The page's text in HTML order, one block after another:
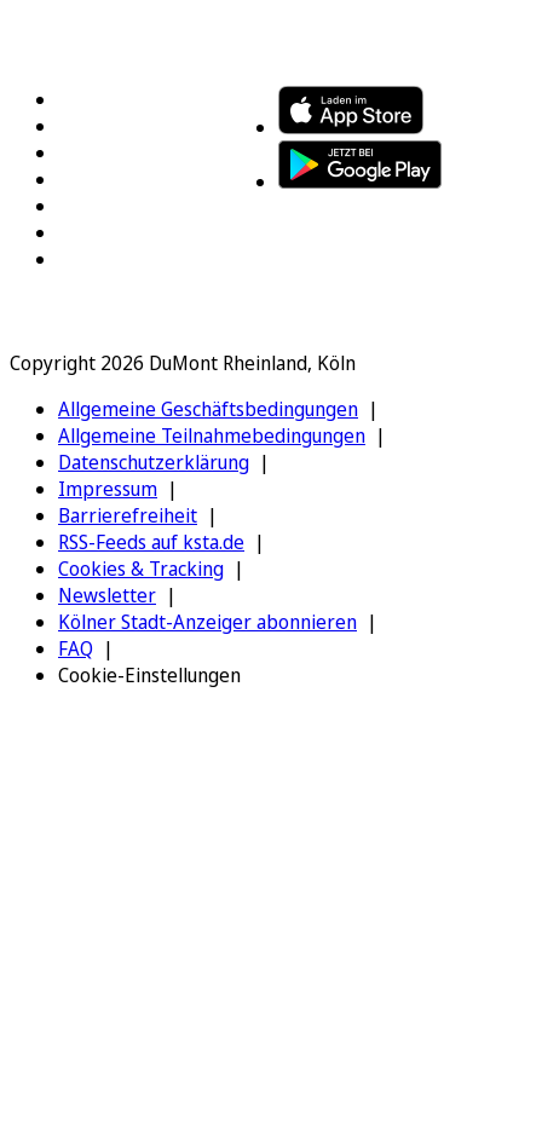
Copyright 2026 DuMont Rheinland, Köln
Allgemeine Geschäftsbedingungen
Allgemeine Teilnahmebedingungen
Datenschutzerklärung
Impressum
Barrierefreiheit
RSS-Feeds auf ksta.de
Cookies & Tracking
Newsletter
Kölner Stadt-Anzeiger abonnieren
FAQ
Cookie-Einstellungen